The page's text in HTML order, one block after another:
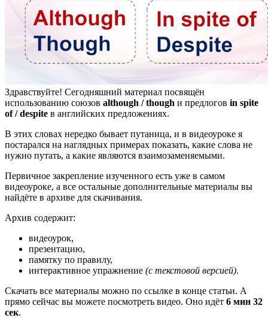
Здравствуйте! Сегодняшний материал посвящён
использованию союзов although / though и предлогов in spite
of / despite в английских предложениях.
В этих словах нередко бывает путаница, и в видеоуроке я
постарался на наглядных примерах показать, какие слова не
нужно путать, а какие являются взаимозаменяемыми.
Первичное закрепление изученного есть уже в самом
видеоуроке, а все остальные дополнительные материалы вы
найдёте в архиве для скачивания.
Архив содержит:
видеоурок,
презентацию,
памятку по правилу,
интерактивное упражнение (с текстовой версией).
Скачать все материалы можно по ссылке в конце статьи. А
прямо сейчас вы можете посмотреть видео. Оно идёт 6 мин 32
сек.